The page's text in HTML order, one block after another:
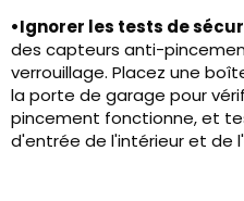
•Ignorer les tests de
des capteurs anti-
verrouillage. Placez une
la porte de garage pour
pincement fonctionne, et
d'entrée de l'intérieur et de